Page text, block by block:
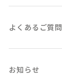
よくあるご質問
お知らせ